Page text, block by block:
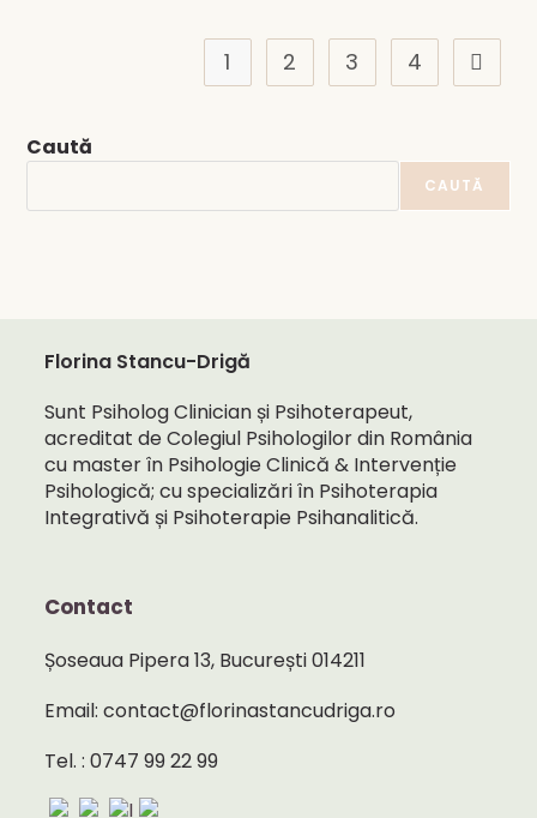
Board-
Ianuarie,
Adevărat?
1 2 3 4 Go to
Caută
CAUTĂ
Florina Stancu-Drigă
Sunt Psiholog Clinician și Psihoterapeut,
acreditat de Colegiul Psihologilor din România
cu master în Psihologie Clinică & Intervenție
Psihologică; cu specializări în Psihoterapia
Integrativă și Psihoterapie Psihanalitică.
Contact
Șoseaua Pipera 13, București 014211
Email: contact@florinastancudriga.ro
Tel. : 0747 99 22 99